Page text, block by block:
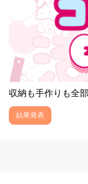
収納も手作りも全
結果発表